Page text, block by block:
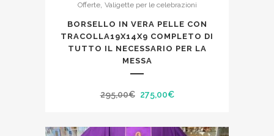
Offerte, Valigette per le celebrazioni
BORSELLO IN VERA PELLE CON
TRACOLLA19X14X9 COMPLETO DI
TUTTO IL NECESSARIO PER LA
MESSA
295,00€ Il
originale
275,00€Il
attuale